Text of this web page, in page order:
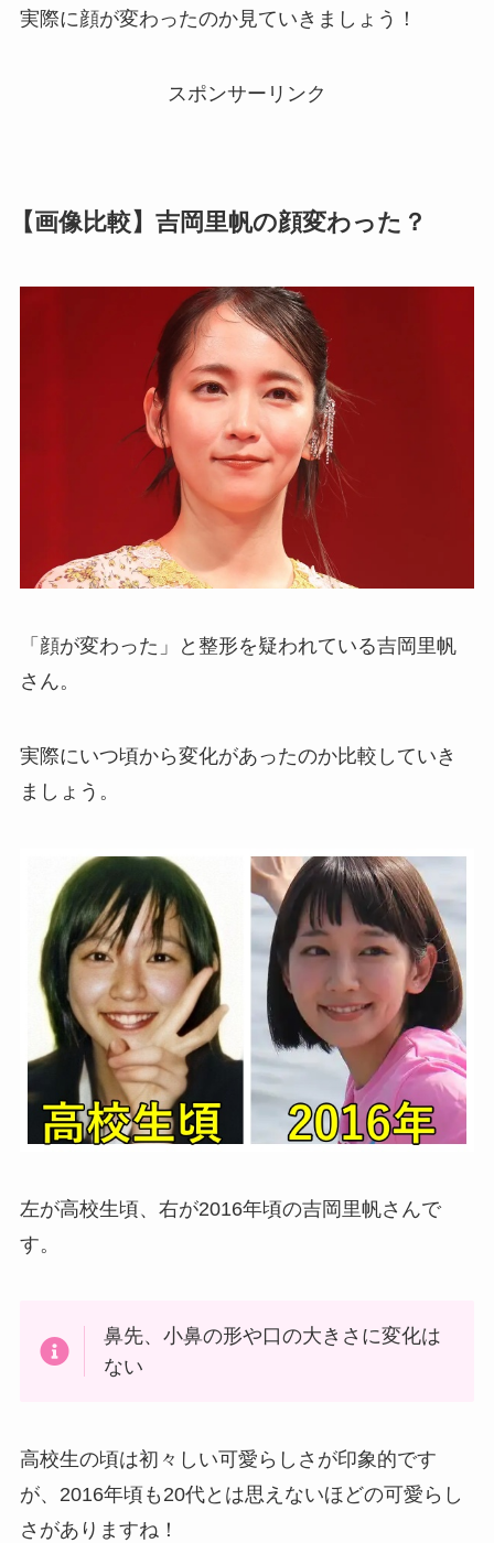
実際に顔が変わったのか見ていきましょう！
スポンサーリンク
【画像比較】吉岡里帆の顔変わった？
「顔が変わった」と整形を疑われている吉岡里帆
さん。
実際にいつ頃から変化があったのか比較していき
ましょう。
左が高校生頃、右が2016年頃の吉岡里帆さんで
す。
鼻先、小鼻の形や口の大きさに変化は
ない
高校生の頃は初々しい可愛らしさが印象的です
が、2016年頃も20代とは思えないほどの可愛らし
さがありますね！